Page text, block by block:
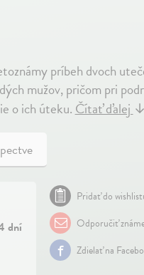
príbeh dvoch
mužov, pričom pri
o ich úteku.Čítať ďalej↓
dní
Pridať do
Odporučiť
Zdielať na